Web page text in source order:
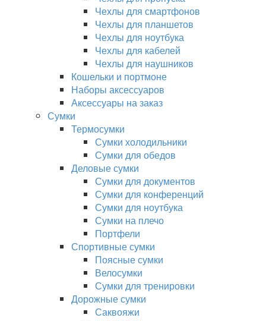
Чехлы для смартфонов
Чехлы для планшетов
Чехлы для ноутбука
Чехлы для кабелей
Чехлы для наушников
Кошельки и портмоне
Наборы аксессуаров
Аксессуары на заказ
Сумки
Термосумки
Сумки холодильники
Сумки для обедов
Деловые сумки
Сумки для документов
Сумки для конференций
Сумки для ноутбука
Сумки на плечо
Портфели
Спортивные сумки
Поясные сумки
Велосумки
Сумки для тренировки
Дорожные сумки
Саквояжи